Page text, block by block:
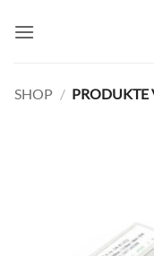
Inhalt
SHOP / PRODUKTE